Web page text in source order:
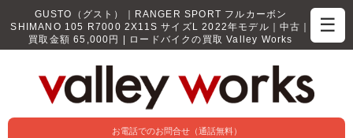
☰
GUSTO（グスト）｜RANGER SPORT フルカーボン
SHIMANO 105 R7000 2X11S サイズL 2022年モデル｜中古｜
買取金額 65,000円 | ロードバイクの買取 Valley Works
お電話でのお問合せ（通話無料）